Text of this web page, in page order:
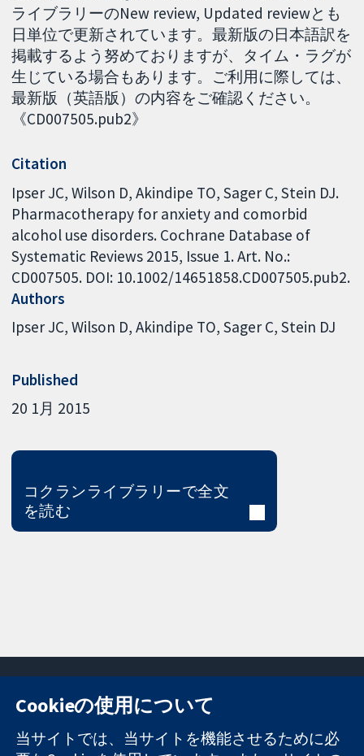
ライブラリーのNew review, Updated reviewとも
日単位で更新されています。最新版の日本語訳を
掲載するよう努めておりますが、タイム・ラグが
生じている場合もあります。ご利用に際しては、
最新版（英語版）の内容をご確認ください。
《CD007505.pub2》
Citation
Ipser JC, Wilson D, Akindipe TO, Sager C, Stein DJ.
Pharmacotherapy for anxiety and comorbid
alcohol use disorders. Cochrane Database of
Systematic Reviews 2015, Issue 1. Art. No.:
CD007505. DOI: 10.1002/14651858.CD007505.pub2.
Authors
Ipser JC Wilson D Akindipe TO Sager C Stein DJ
Published
20 1月 2015
コクランライブラリーで全文
を読む
11-13 Cavendish
Square
お問い合わせ
ニュース
Cookieの使用について
当サイトでは、当サイトを機能させるために必